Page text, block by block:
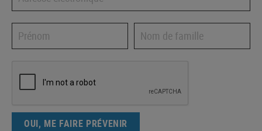
OUI, ME FAIRE PRÉVENIR